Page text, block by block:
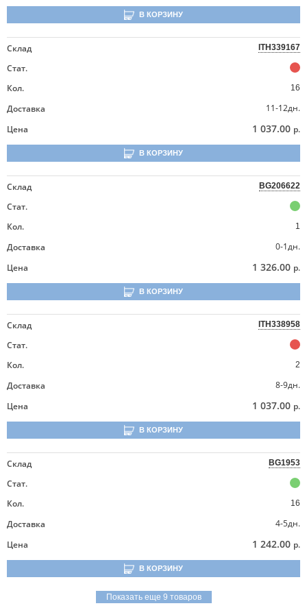
В КОРЗИНУ
Склад ITH339167
Стат.
Кол.
16
Доставка
11-12дн.
Цена
1 037.00 р.
В КОРЗИНУ
Склад BG206622
Стат.
Кол.
1
Доставка
0-1дн.
Цена
1 326.00 р.
В КОРЗИНУ
Склад ITH338958
Стат.
Кол.
2
Доставка
8-9дн.
Цена
1 037.00 р.
В КОРЗИНУ
Склад BG1953
Стат.
Кол.
16
Доставка
4-5дн.
Цена
1 242.00 р.
В КОРЗИНУ
Показать еще 9 товаров